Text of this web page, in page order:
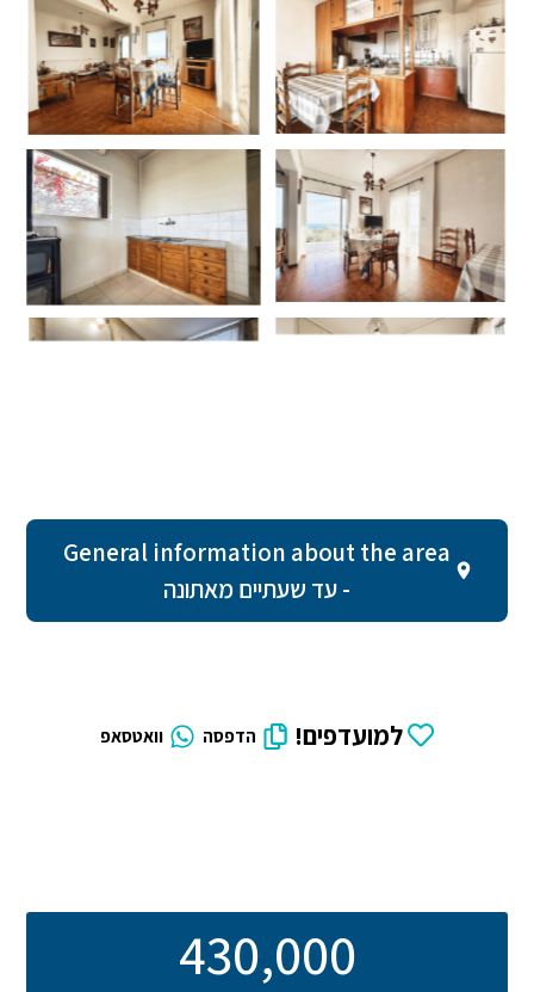
General information about the area
- עד שעתיים מאתונה
למועדפים! הדפסה וואטסאפ
430,000